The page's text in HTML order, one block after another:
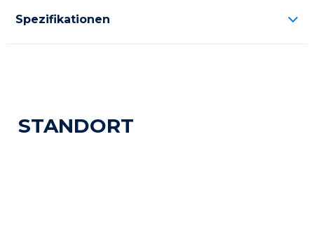
Spezifikationen
STANDORT